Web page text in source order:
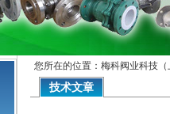
您所在的位置：梅科阀业科技
技术文章